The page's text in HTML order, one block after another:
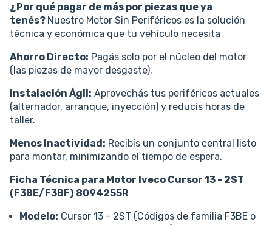
¿Por qué pagar de más por piezas que ya
tenés? Nuestro Motor Sin Periféricos es la solución
técnica y económica que tu vehículo necesita
Ahorro Directo: Pagás solo por el núcleo del motor
(las piezas de mayor desgaste).
Instalación Ágil: Aprovechás tus periféricos actuales
(alternador, arranque, inyección) y reducís horas de
taller.
Menos Inactividad: Recibís un conjunto central listo
para montar, minimizando el tiempo de espera.
Ficha Técnica para Motor Iveco Cursor 13 - 2ST
(F3BE/F3BF) 8094255R
Modelo: Cursor 13 - 2ST (Códigos de familia F3BE o